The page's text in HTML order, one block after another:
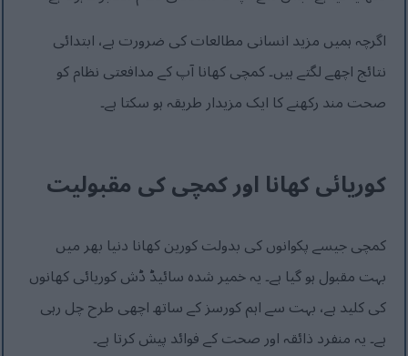
اگرچہ ہمیں مزید انسانی مطالعات کی ضرورت ہے، ابتدائی
نتائج اچھے لگتے ہیں۔ کمچی کھانا آپ کے مدافعتی نظام کو
صحت مند رکھنے کا ایک مزیدار طریقہ ہو سکتا ہے۔
کوریائی کھانا اور کمچی کی مقبولیت
کمچی جیسے پکوانوں کی بدولت کورین کھانا دنیا بھر میں
بہت مقبول ہو گیا ہے۔ یہ خمیر شدہ سائیڈ ڈش کوریائی کھانوں
کی کلید ہے، بہت سے اہم کورسز کے ساتھ اچھی طرح چل رہی
ہے۔ یہ منفرد ذائقہ اور صحت کے فوائد پیش کرتا ہے۔